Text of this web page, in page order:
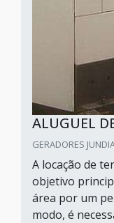
ALUGUEL
GERADORES
A locação de
objetivo
área por um
modo, é